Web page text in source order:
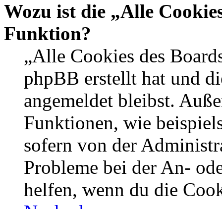
Wozu ist die „Alle
Funktion?
„Alle Cookies des
phpBB erstellt hat und
angemeldet bleibst.
Funktionen, wie
sofern von der
Probleme bei der An-
helfen, wenn du die